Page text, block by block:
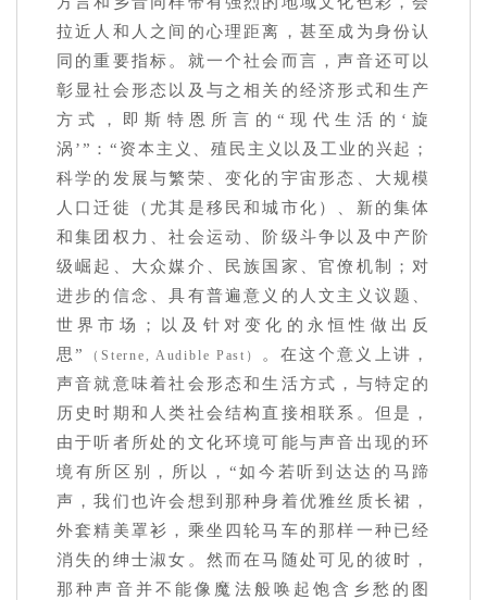
拉近人和人之间的心理距离，甚至成为身份认
同的重要指标。就一个社会而言，声音还可以
彰显社会形态以及与之相关的经济形式和生产
方式，即斯特恩所言的“现代生活的‘旋
涡’”：“资本主义、殖民主义以及工业的兴起；
科学的发展与繁荣、变化的宇宙形态、大规模
人口迁徙（尤其是移民和城市化）、新的集体
和集团权力、社会运动、阶级斗争以及中产阶
级崛起、大众媒介、民族国家、官僚机制；对
进步的信念、具有普遍意义的人文主义议题、
世界市场；以及针对变化的永恒性做出反
思”
（Sterne, Audible Past） 。在这个意义上讲，
声音就意味着社会形态和生活方式，与特定的
历史时期和人类社会结构直接相联系。但是，
由于听者所处的文化环境可能与声音出现的环
境有所区别，所以，“如今若听到达达的马蹄
声，我们也许会想到那种身着优雅丝质长裙，
外套精美罩衫，乘坐四轮马车的那样一种已经
消失的绅士淑女。然而在马随处可见的彼时，
那种声音并不能像魔法般唤起饱含乡愁的图